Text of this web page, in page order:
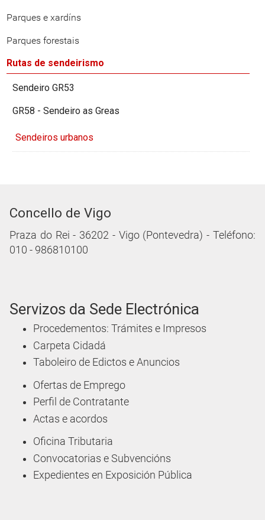
Parques e xardíns
Parques forestais
Rutas de sendeirismo
Sendeiro GR53
GR58 - Sendeiro as Greas
Sendeiros urbanos
Concello de Vigo
Praza do Rei - 36202 - Vigo (Pontevedra) - Teléfono:
010 - 986810100
Servizos da Sede Electrónica
Procedementos: Trámites e Impresos
Carpeta Cidadá
Taboleiro de Edictos e Anuncios
Ofertas de Emprego
Perfil de Contratante
Actas e acordos
Oficina Tributaria
Convocatorias e Subvencións
Expedientes en Exposición Pública